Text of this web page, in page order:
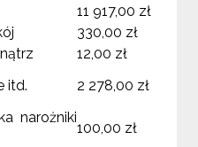
11 917,00 zł
330,00 zł
12,00 zł
itd.
2 278,00 zł
narożniki
100,00 zł